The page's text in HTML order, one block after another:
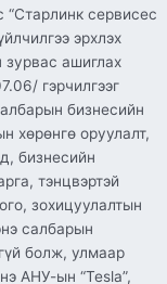
“Старлинк сервисес
эрхлэх
ашиглах
гэрчилгээг
бизнесийн
хөрөнгө оруулалт,
бизнесийн
тэнцвэртэй
зохицуулалтын
салбарын
болж, улмаар
АНУ-ын “Tesla”,